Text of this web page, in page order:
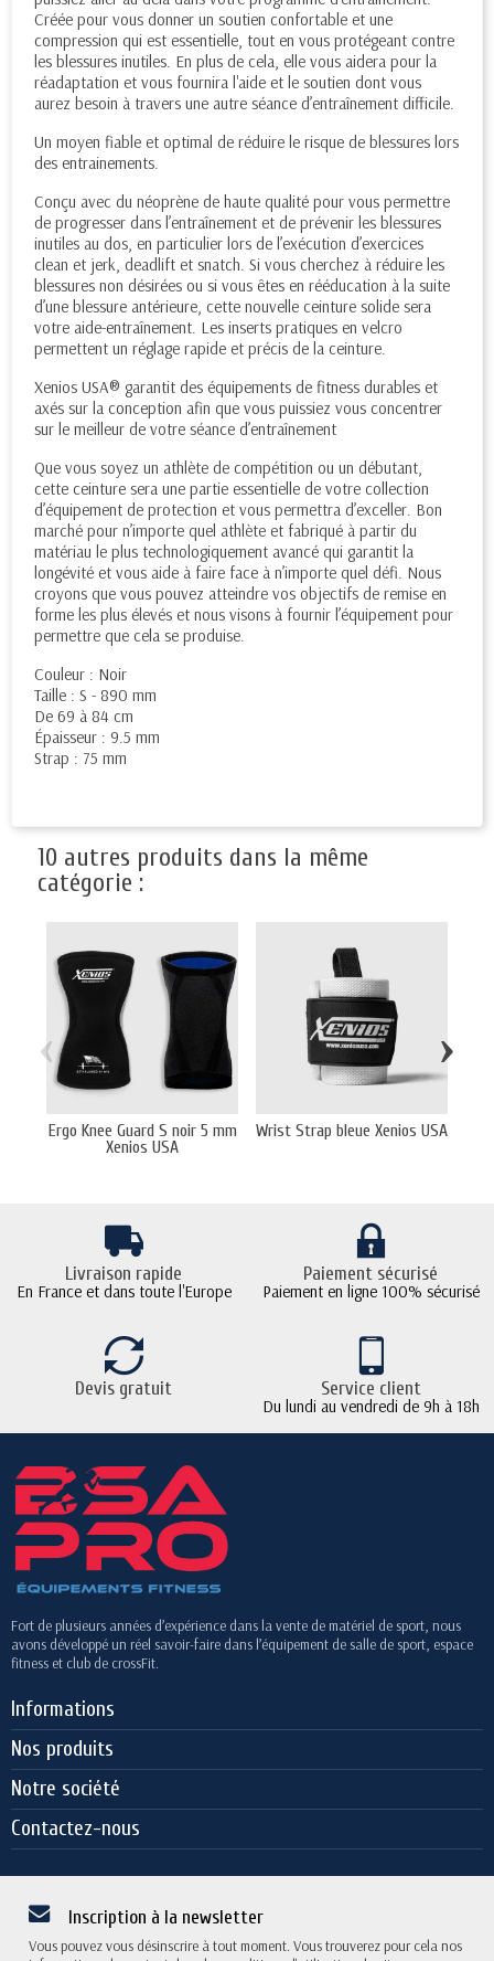
Créée pour vous donner un soutien confortable et une
compression qui est essentielle, tout en vous protégeant contre
les blessures inutiles. En plus de cela, elle vous aidera pour la
réadaptation et vous fournira l'aide et le soutien dont vous
aurez besoin à travers une autre séance d’entraînement difficile.
Un moyen fiable et optimal de réduire le risque de blessures lors
des entrainements.
Conçu avec du néoprène de haute qualité pour vous permettre
de progresser dans l’entraînement et de prévenir les blessures
inutiles au dos, en particulier lors de l’exécution d’exercices
clean et jerk, deadlift et snatch. Si vous cherchez à réduire les
blessures non désirées ou si vous êtes en rééducation à la suite
d’une blessure antérieure, cette nouvelle ceinture solide sera
votre aide-entraînement. Les inserts pratiques en velcro
permettent un réglage rapide et précis de la ceinture.
Xenios USA® garantit des équipements de fitness durables et
axés sur la conception afin que vous puissiez vous concentrer
sur le meilleur de votre séance d’entraînement
Que vous soyez un athlète de compétition ou un débutant,
cette ceinture sera une partie essentielle de votre collection
d’équipement de protection et vous permettra d’exceller. Bon
marché pour n’importe quel athlète et fabriqué à partir du
matériau le plus technologiquement avancé qui garantit la
longévité et vous aide à faire face à n’importe quel défi. Nous
croyons que vous pouvez atteindre vos objectifs de remise en
forme les plus élevés et nous visons à fournir l’équipement pour
permettre que cela se produise.
Couleur : Noir
Taille : S - 890 mm
De 69 à 84 cm
Épaisseur : 9.5 mm
Strap : 75 mm
10 autres produits dans la même
catégorie :
Ergo Knee Guard S noir 5 mm
Xenios USA
Wrist Strap bleue Xenios USA
‹ ›
Livraison rapide
En France et dans toute l'Europe
Paiement sécurisé
Paiement en ligne 100% sécurisé
Devis gratuit Service client
Du lundi au vendredi de 9h à 18h
Fort de plusieurs années d’expérience dans la vente de matériel de sport, nous
avons développé un réel savoir-faire dans l’équipement de salle de sport, espace
fitness et club de crossFit.
Informations
Nos produits
Notre société
Contactez-nous
Inscription à la newsletter
Vous pouvez vous désinscrire à tout moment. Vous trouverez pour cela nos